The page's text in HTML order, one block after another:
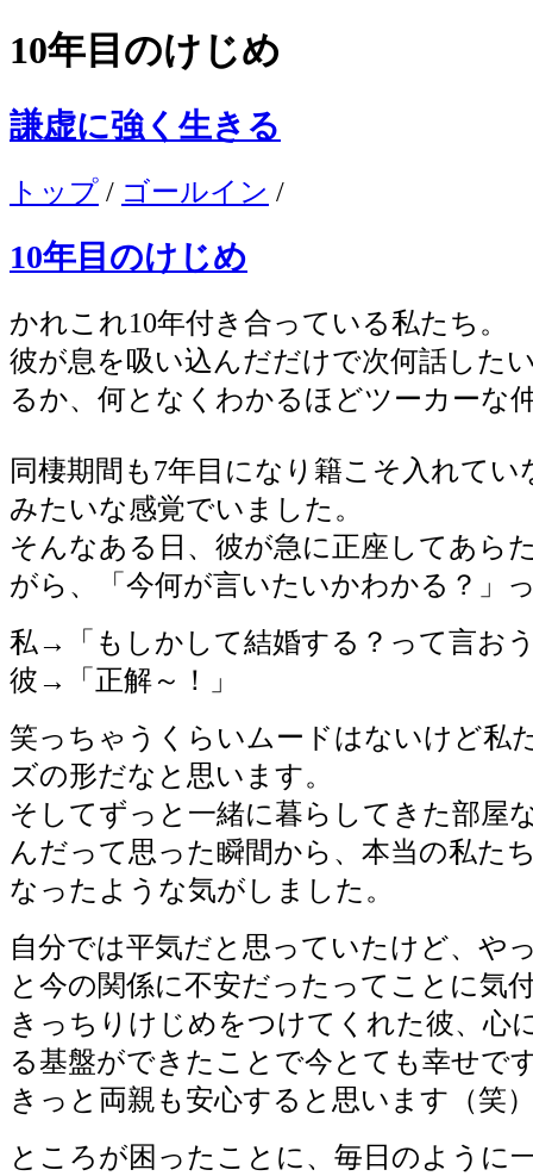
10年目のけじめ
謙虚に強く生きる
トップ / ゴールイン /
10年目のけじめ
かれこれ10年付き合っている私たち。
彼が息を吸い込んだだけで次何話した
るか、何となくわかるほどツーカーな
同棲期間も7年目になり籍こそ入れて
みたいな感覚でいました。
そんなある日、彼が急に正座してあら
がら、「今何が言いたいかわかる？」
私→「もしかして結婚する？って言お
彼→「正解～！」
笑っちゃうくらいムードはないけど私
ズの形だなと思います。
そしてずっと一緒に暮らしてきた部屋
んだって思った瞬間から、本当の私た
なったような気がしました。
自分では平気だと思っていたけど、や
と今の関係に不安だったってことに気
きっちりけじめをつけてくれた彼、心
る基盤ができたことで今とても幸せで
きっと両親も安心すると思います（笑
ところが困ったことに、毎日のように